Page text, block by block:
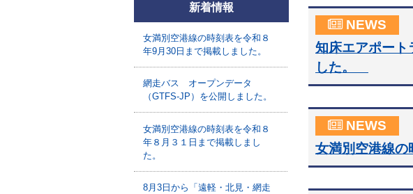
NEWS
知床エアポート
した。
NEWS
女満別空港線の
新着情報
女満別空港線の時刻表を令和８
年9月30日まで掲載しました。
網走バス オープンデータ
（GTFS-JP）を公開しました。
女満別空港線の時刻表を令和８
年８月３１日まで掲載しまし
た。
8月3日から「遠軽・北見・網走